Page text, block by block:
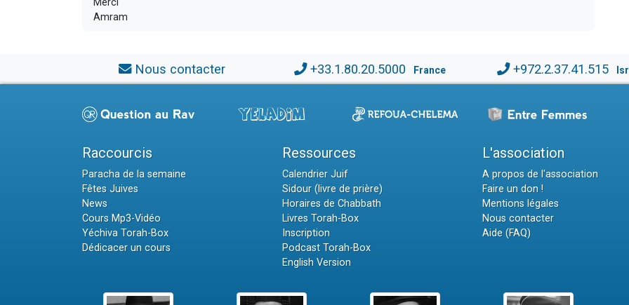
Merci
Amram
Nous contacter +33.1.80.20.5000 France +972.2.37.41.515
Raccourcis
Paracha de la semaine
Fêtes Juives
News
Cours Mp3-Vidéo
Yéchiva Torah-Box
Dédicacer un cours
Ressources
Calendrier Juif
Sidour (livre de prière)
Horaires de Chabbath
Livres Torah-Box
Inscription
Podcast Torah-Box
English Version
L'association
A propos de l'association
Faire un don !
Mentions légales
Nous contacter
Aide (FAQ)